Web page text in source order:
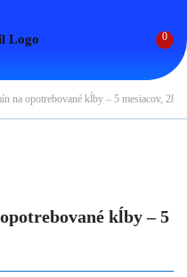
0
na opotrebované kĺby – 5 mesiacov, 280
kĺby – 5